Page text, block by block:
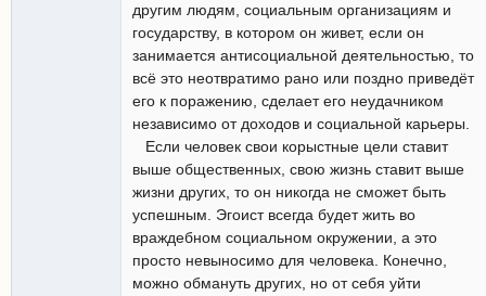
другим людям, социальным организациям и
государству, в котором он живет, если он
занимается антисоциальной деятельностью, то
всё это неотвратимо рано или поздно приведёт
его к поражению, сделает его неудачником
независимо от доходов и социальной карьеры.
Если человек свои корыстные цели ставит
выше общественных, свою жизнь ставит выше
жизни других, то он никогда не сможет быть
успешным. Эгоист всегда будет жить во
враждебном социальном окружении, а это
просто невыносимо для человека. Конечно,
можно обмануть других, но от себя уйти